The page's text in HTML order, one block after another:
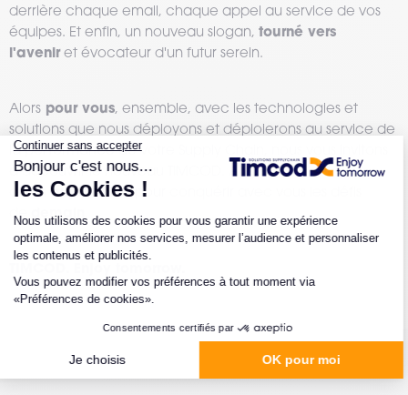
derrière chaque email, chaque appel au service de vos
équipes. Et enfin, un nouveau slogan, tourné vers
l'aveniret évocateur d'un futur serein.
Alors pour vous, ensemble, avec les technologies et
solutions que nous déployons et déploierons au service de
la performance de votre Supply Chain, nous vous invitons
à découvrir le nouveau TIMCOD. A vos
côtés aujourd'hui pour conquérir avec vous les défis
de
demain
TIMCOD. Enjoy tomorrow.